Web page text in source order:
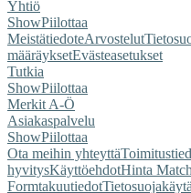
Yhtiö
ShowPiilottaa
MeistätiedoteArvostelut
määräyksetEvästeasetukset
Tutkia
ShowPiilottaa
Merkit A-Ö
Asiakaspalvelu
ShowPiilottaa
Ota meihin yhteyttä
hyvitysKäyttöehdotHinta Match
Formtakuutiedot